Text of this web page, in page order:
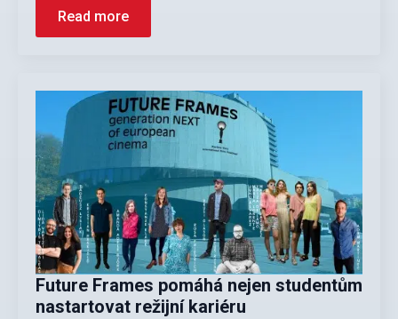
Read more
Future Frames pomáhá nejen studentům
nastartovat režijní kariéru